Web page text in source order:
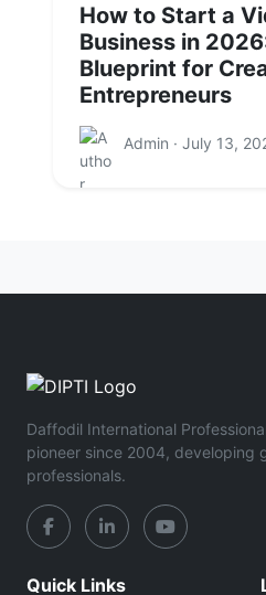
How to Start a
Business in
Blueprint for
Entrepreneurs
Admin · July 13,
Daffodil International
pioneer since 2004, developing
professionals.
Quick Links